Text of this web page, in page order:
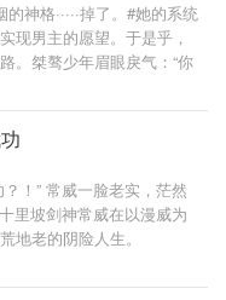
神格·····掉了。#她的系统
现男主的愿望。于是乎，
。桀骜少年眉眼戾气：“你
子眼神幽幽：“你说你会在
帝桃花眼一挑：“小苏烟，
她只是想要找回自己的神
瞧着跟前的男人视线不对
都是为了你，最喜欢你
近，喃喃：“你说过，会留
”苏烟轻哄：“好好好，都
别吓着旁人？？”
！” 常威一脸老实，茫然
里坡剑神常威在以漫威为
地老的阴险人生。